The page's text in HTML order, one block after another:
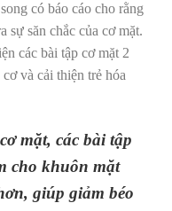
có báo cáo cho rằng
sự săn chắc của cơ mặt.
các bài tập cơ mặt 2
và cải thiện trẻ hóa
mặt, các bài tập
cho khuôn mặt
giúp giảm béo